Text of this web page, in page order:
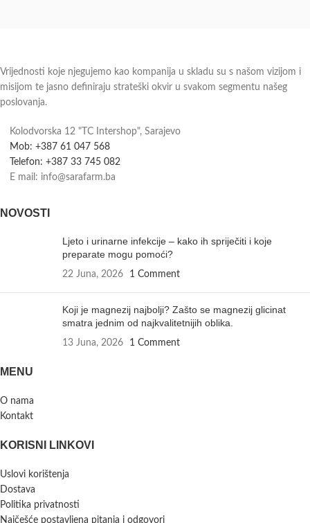
Vrijednosti koje njegujemo kao kompanija u skladu su s našom vizijom i
misijom te jasno definiraju strateški okvir u svakom segmentu našeg
poslovanja.
Kolodvorska 12 "TC Intershop", Sarajevo
Mob: +387 61 047 568
Telefon: +387 33 745 082
E mail: info@sarafarm.ba
NOVOSTI
Ljeto i urinarne infekcije – kako ih spriječiti i koje
preparate mogu pomoći?
22 Juna, 2026 1 Comment
Koji je magnezij najbolji? Zašto se magnezij glicinat
smatra jednim od najkvalitetnijih oblika.
13 Juna, 2026 1 Comment
MENU
O nama
Kontakt
KORISNI LINKOVI
Uslovi korištenja
Dostava
Politika privatnosti
Najčešće postavljena pitanja i odgovori